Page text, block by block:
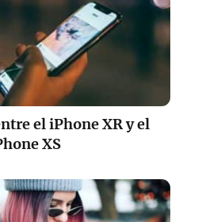
el iPhone XR y el
XS